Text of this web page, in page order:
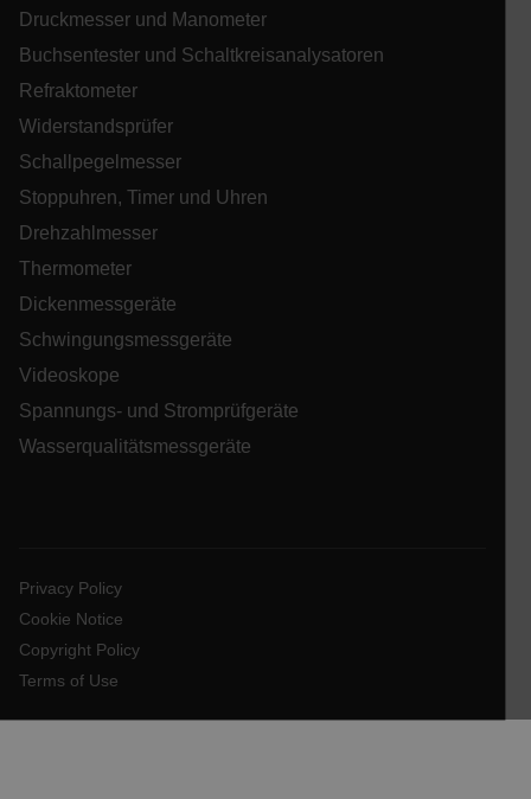
Druckmesser und Manometer
Buchsentester und Schaltkreisanalysatoren
Refraktometer
Widerstandsprüfer
Schallpegelmesser
Stoppuhren, Timer und Uhren
Drehzahlmesser
Thermometer
Dickenmessgeräte
Schwingungsmessgeräte
Videoskope
Spannungs- und Stromprüfgeräte
Wasserqualitätsmessgeräte
Privacy Policy
Cookie Notice
Copyright Policy
Terms of Use
UserGlobalization